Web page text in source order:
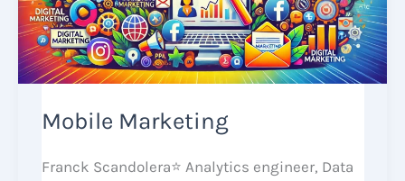
Mobile Marketing
Franck Scandolera⭐ Analytics engineer, Data